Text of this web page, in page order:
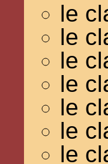
le
le
le
le
le
le
le